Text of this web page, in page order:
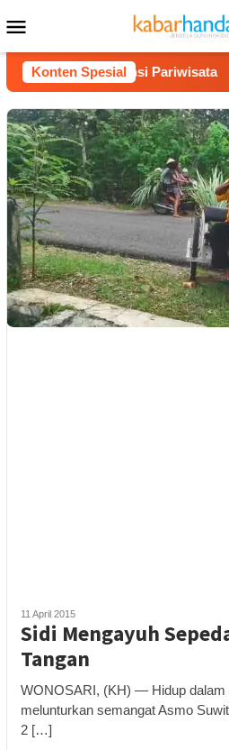
ke
kontenMobile
Konten Spesial
hingga Potensi Pariwisata
11 April 2015
Sidi Mengayuh
Tangan
WONOSARI, (KH) — Hidup dalam
melunturkan semangat Asmo
2 […]